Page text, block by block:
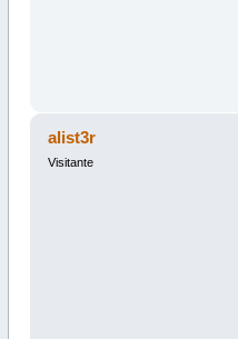
alist3r
Visitante